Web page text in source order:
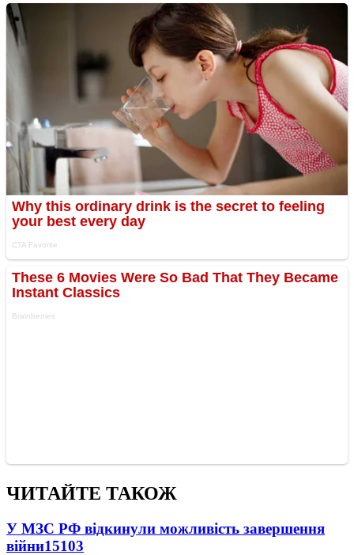
ЧИТАЙТЕ ТАКОЖ
У МЗС РФ відкинули можливість завершення
війни15103